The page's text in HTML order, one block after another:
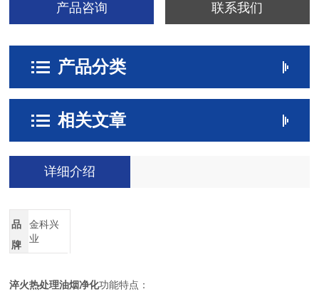
产品咨询 联系我们
产品分类
相关文章
详细介绍
品
牌
金科兴
业
淬火热处理油烟净化功能特点：